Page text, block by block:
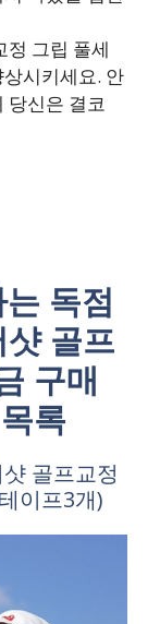
정 그립 풀세
시키세요. 안
당신은 결코
독점
골프
구매
록
골프교정
이프3개)